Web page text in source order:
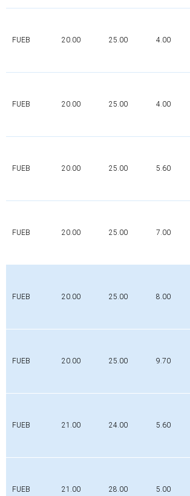
FUEB 20.00 25.00 4.00
FUEB 20.00 25.00 4.00
FUEB 20.00 25.00 5.60
FUEB 20.00 25.00 7.00
FUEB 20.00 25.00 8.00
FUEB 20.00 25.00 9.70
FUEB 21.00 24.00 5.60
FUEB 21.00 28.00 5.00